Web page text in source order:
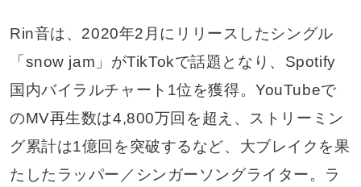
Rin音は、2020年2月にリリースしたシングル
「snow jam」がTikTokで話題となり、Spotify
国内バイラルチャート1位を獲得。YouTubeで
のMV再生数は4,800万回を超え、ストリーミン
グ累計は1億回を突破するなど、大ブレイクを果
たしたラッパー／シンガーソングライター。ラ